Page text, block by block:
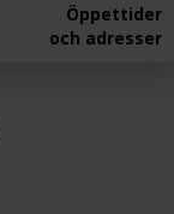
Öppettider
och adresser